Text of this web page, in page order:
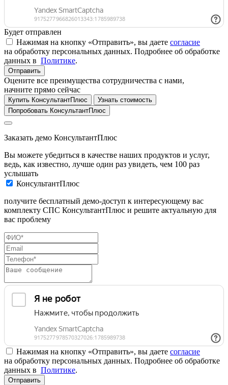
Будет отправлен
Нажимая на кнопку «Отправить», вы даете согласие
на обработку персональных данных. Подробнее об обработке
данных в Политике.
Отправить
Оцените все преимущества сотрудничества с нами,
начните прямо сейчас
Купить КонсультантПлюс
Узнать стоимость
Попробовать КонсультантПлюс
Заказать демо КонсультантПлюс
Вы можете убедиться в качестве наших продуктов и услуг,
ведь, как известно, лучше один раз увидеть, чем 100 раз
услышать
КонсультантПлюс
получите бесплатный демо-доступ к интересующему вас
комплекту СПС КонсультантПлюс и решите актуальную для
вас проблему
Нажимая на кнопку «Отправить», вы даете согласие
на обработку персональных данных. Подробнее об обработке
данных в Политике.
Отправить